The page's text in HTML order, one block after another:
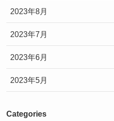
2023年8月
2023年7月
2023年6月
2023年5月
Categories